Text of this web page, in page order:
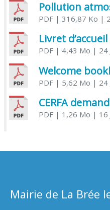
Pollution
PDF| 316,87 Ko |
Livret
PDF| 4,43 Mo | 24
Welcome
PDF| 5,62 Mo | 24
PDF| 1,26 Mo | 16
Mairie de La Brée